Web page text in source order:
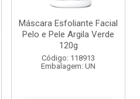
Máscara Esfoliante Facial
Pelo e Pele Argila Verde
120g
Código: 118913
Embalagem: UN